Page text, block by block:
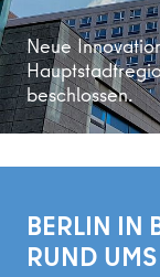
Neue
beschlossen.
BERLIN IN
RUND